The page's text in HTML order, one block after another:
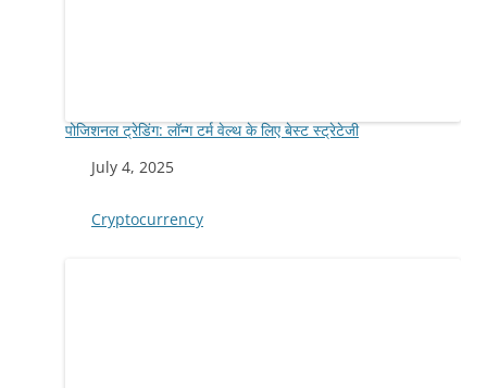
पोजिशनल ट्रेडिंग: लॉन्ग टर्म वेल्थ के लिए बेस्ट स्ट्रेटेजी
Date
July 4, 2025
In relation to
Cryptocurrency